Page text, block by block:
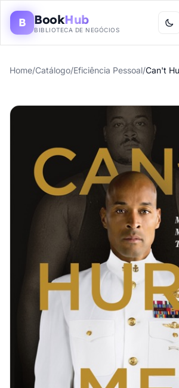
B BookHub
BIBLIOTECA DE NEGÓCIOS
Home/Catálogo/Eficiência Pessoal/Can't